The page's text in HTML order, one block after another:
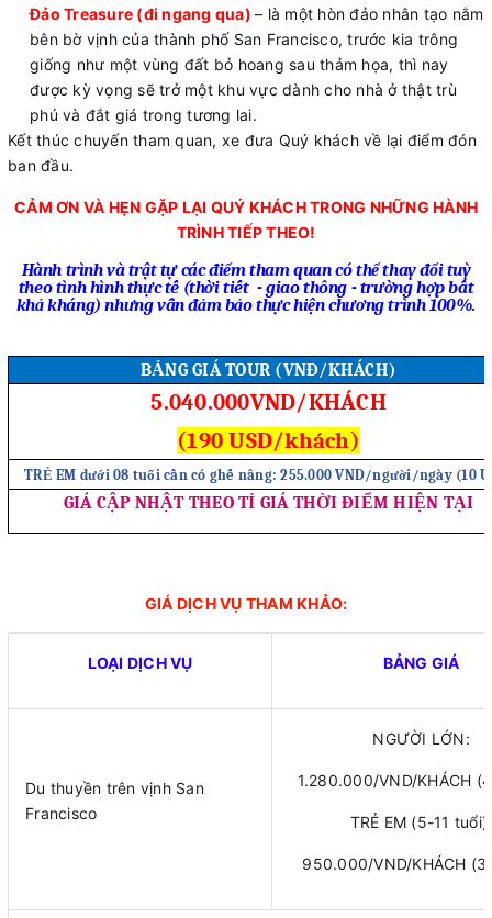
Đảo Treasure (đi ngang qua) – là một hòn đảo nhân tạo nằm
bên bờ vịnh của thành phố San Francisco, trước kia trông
giống như một vùng đất bỏ hoang sau thảm họa, thì nay
được kỳ vọng sẽ trở một khu vực dành cho nhà ở thật trù
phú và đắt giá trong tương lai.
Kết thúc chuyến tham quan, xe đưa Quý khách về lại điểm đón
ban đầu.
CẢM ƠN VÀ HẸN GẶP LẠI QUÝ KHÁCH TRONG NHỮNG HÀNH
TRÌNH TIẾP THEO!
Hành trình và trật tự các điểm tham quan có thể thay đổi tuỳ
theo tình hình thực tế (thời tiết - giao thông - trường hợp bất
khả kháng) nhưng vẫn đảm bảo thực hiện chương trình 100%.
BẢNG GIÁ TOUR (VNĐ/KHÁCH)
5.040.000VND/KHÁCH
(190 USD/khách)
TRẺ EM dưới 08 tuổi cần có ghế nâng: 255.000 VND/người/ngày (10
GIÁ CẬP NHẬT THEO TỈ GIÁ THỜI ĐIỂM HIỆN TẠI
GIÁ DỊCH VỤ THAM KHẢO:
LOẠI DỊCH VỤ BẢNG GIÁ
Du thuyền trên vịnh San
Francisco
NGƯỜI LỚN:
1.280.000/VND/KHÁCH
TRẺ EM (5-11 tuổi):
950.000/VND/KHÁCH